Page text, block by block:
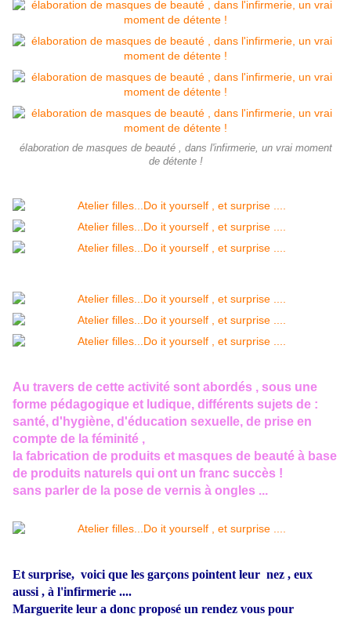
élaboration de masques de beauté , dans l'infirmerie, un vrai moment
de détente !
Au travers de cette activité sont abordés , sous une
forme pédagogique et ludique, différents sujets de :
santé, d'hygiène, d'éducation sexuelle, de prise en
compte de la féminité ,
la fabrication de produits et masques de beauté à base
de produits naturels qui ont un franc succès !
sans parler de la pose de vernis à ongles ...
Et surprise, voici que les garçons pointent leur nez , eux
aussi , à l'infirmerie ....
Marguerite leur a donc proposé un rendez vous pour